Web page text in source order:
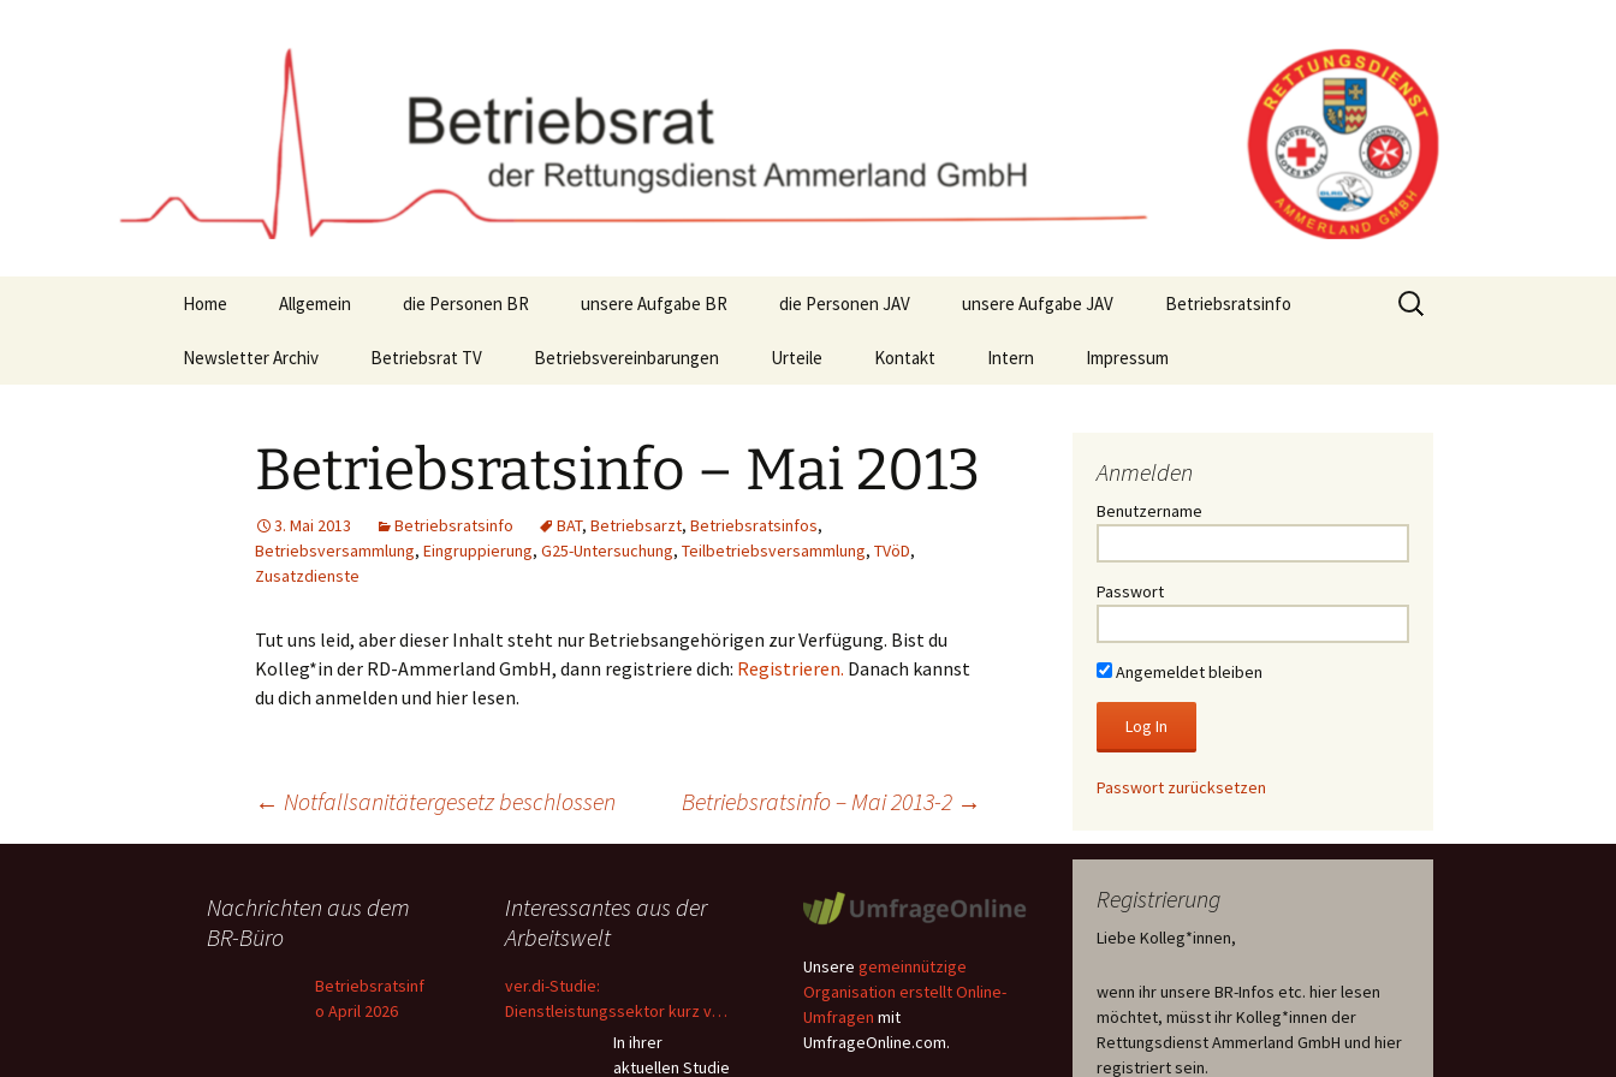
Home Allgemein die Personen BR unsere Aufgabe BR die Personen JAV unsere Aufgabe JAV Betriebsratsinfo
Newsletter Archiv Betriebsrat TV Betriebsvereinbarungen Urteile Kontakt Intern Impressum
Suchen
nach:
Betriebsratsinfo – Mai 2013
3. Mai 2013 Betriebsratsinfo BAT, Betriebsarzt, Betriebsratsinfos,
Betriebsversammlung, Eingruppierung, G25-Untersuchung, Teilbetriebsversammlung, TVöD,
Zusatzdienste
Tut uns leid, aber dieser Inhalt steht nur Betriebsangehörigen zur Verfügung. Bist du
Kolleg*in der RD-Ammerland GmbH, dann registriere dich: Registrieren. Danach kannst
du dich anmelden und hier lesen.
Beitragsnavigation
← Notfallsanitätergesetz beschlossen Betriebsratsinfo – Mai 2013-2 →
Anmelden
Benutzername
Passwort
Angemeldet bleiben
Passwort zurücksetzen
Registrierung
Liebe Kolleg*innen,
wenn ihr unsere BR-Infos etc. hier lesen
möchtet, müsst ihr Kolleg*innen der
Rettungsdienst Ammerland GmbH und hier
registriert sein.
Nachrichten aus dem
BR-Büro
Betriebsratsinf
o April 2026
Interessantes aus der
Arbeitswelt
ver.di-Studie:
Dienstleistungssektor kurz vor
dem Kollaps – Beschäftigte
flüchten wegen Überlastung
In ihrer
aktuellen Studie
Unsere gemeinnützige
Organisation erstellt Online-
Umfragen mit
UmfrageOnline.com.